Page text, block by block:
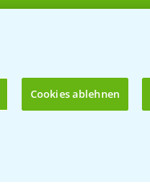
Cookies ablehnen